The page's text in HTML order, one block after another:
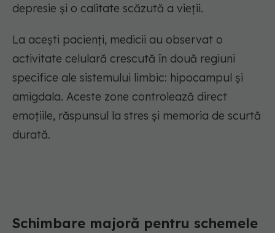
depresie și o calitate scăzută a vieții.
La acești pacienți, medicii au observat o
activitate celulară crescută în două regiuni
specifice ale sistemului limbic: hipocampul și
amigdala. Aceste zone controlează direct
emoțiile, răspunsul la stres și memoria de scurtă
durată.
Schimbare majoră pentru schemele